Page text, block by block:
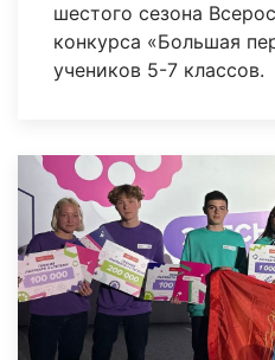
шестого сезона
конкурса «Большая
учеников 5-7 классов.